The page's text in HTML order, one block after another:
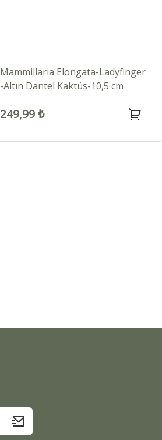
Mammillaria Elongata-Ladyfinger
-Altın Dantel Kaktüs-10,5 cm
249,99 ₺